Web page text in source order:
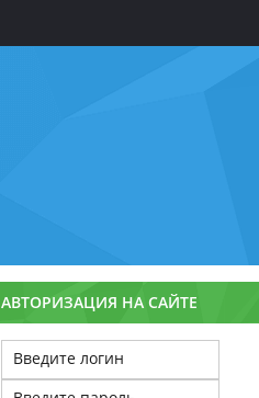
АВТОРИЗАЦИЯ НА САЙТЕ